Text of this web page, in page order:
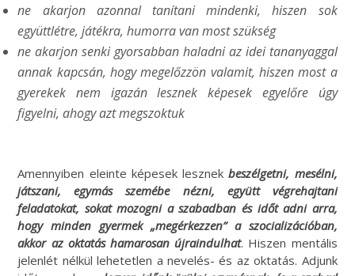
ne akarjon azonnal tanítani mindenki, hiszen sok
együttlétre, játékra, humorra van most szükség
ne akarjon senki gyorsabban haladni az idei tananyaggal
annak kapcsán, hogy megelőzzön valamit, hiszen most a
gyerekek nem igazán lesznek képesek egyelőre úgy
figyelni, ahogy azt megszoktuk
Amennyiben eleinte képesek lesznekbeszélgetni, mesélni,
játszani, egymás szemébe nézni, együtt végrehajtani
feladatokat, sokat mozogni a szabadban és időt adni arra,
hogy minden gyermek „megérkezzen” a szocializációban,
akkor az oktatás hamarosan újraindulhat. Hiszen mentális
jelenlét nélkül lehetetlen a nevelés- és az oktatás. Adjunk